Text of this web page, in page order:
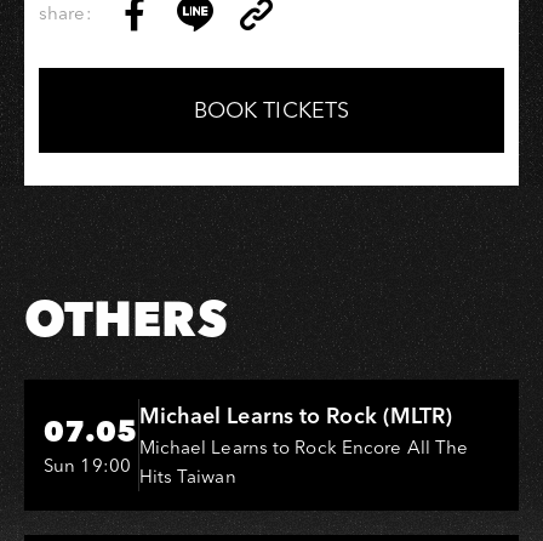
share:
on
Facebook
on
LINE
Link
Copy
BOOK TICKETS
OTHERS
Hi-Ing Music Hall
07.05
Sun 19:00
Michael Learns to Rock (MLTR)
Michael Learns to Rock Encore All The
Hits Taiwan